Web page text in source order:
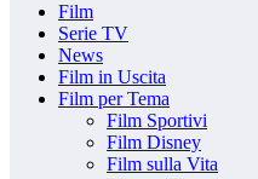
Film
Serie TV
News
Film in Uscita
Film per Tema
Film Sportivi
Film Disney
Film sulla Vita